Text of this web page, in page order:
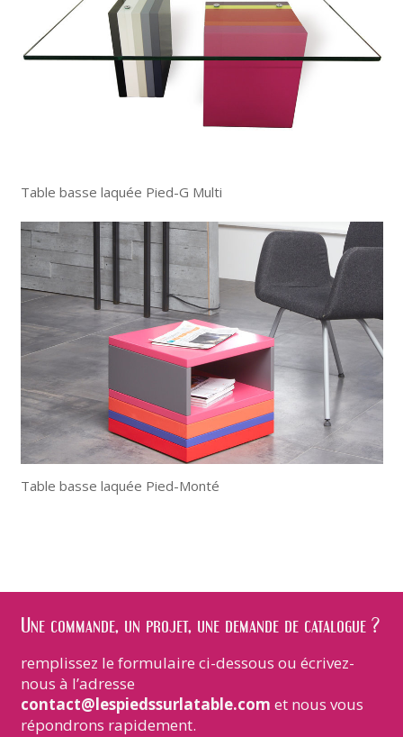
Table basse laquée Pied-G Multi
Table basse laquée Pied-Monté
Une commande, un projet, une demande de catalogue ?
remplissez le formulaire ci-dessous ou écrivez-
nous à l’adresse
contact@lespiedssurlatable.com et nous vous
répondrons rapidement.